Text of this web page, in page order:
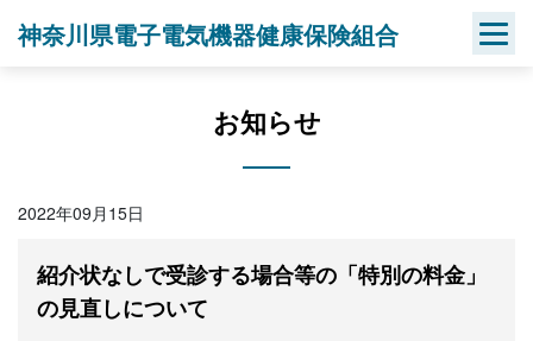
神奈川県電子電気機器健康保険組合
お知らせ
2022年09月15日
紹介状なしで受診する場合等の「特別の料金」
の見直しについて